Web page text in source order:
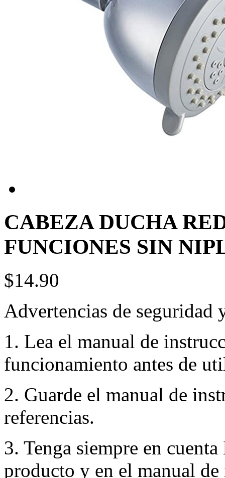
CABEZA DUCHA
FUNCIONES SIN
$14.90
Advertencias de seguridad
1. Lea el manual de
funcionamiento antes de
2. Guarde el manual de
referencias.
3. Tenga siempre en
producto y en el manual